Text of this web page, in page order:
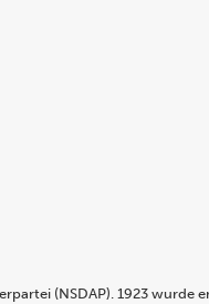
(NSDAP). 1923 wurde